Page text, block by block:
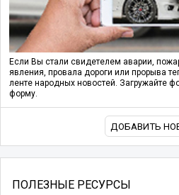
Если Вы стали свидетелем аварии,
явления, провала дороги или прорыва
ленте народных новостей. Загружайте
форму.
ДОБАВИТЬ
ПОЛЕЗНЫЕ РЕСУРСЫ